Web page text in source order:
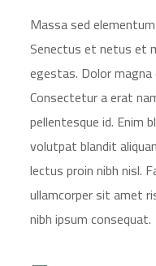
Massa sed
Senectus et netus et
egestas. Dolor
Consectetur a erat
pellentesque id. Enim
volutpat blandit
lectus proin nibh nisl.
ullamcorper sit amet
nibh ipsum consequat.